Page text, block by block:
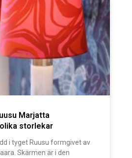
Marjatta
storlekar
i tyget Ruusu formgivet av
Skärmen är i den